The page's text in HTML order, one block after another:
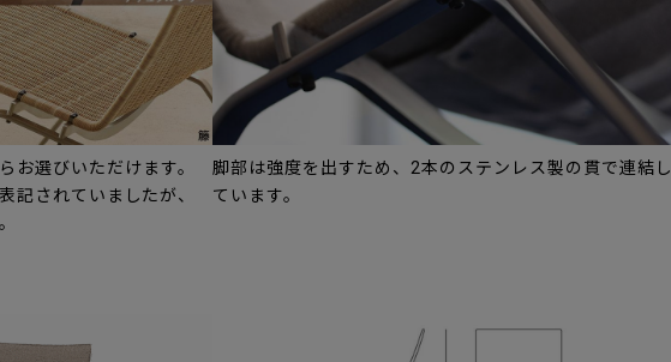
お選びいただけます。
記されていましたが、
脚部は強度を出すため、2本のステンレス製の貫で連結し
ています。